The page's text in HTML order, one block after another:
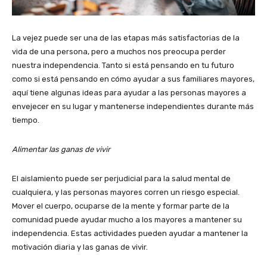
La vejez puede ser una de las etapas más satisfactorias de la
vida de una persona, pero a muchos nos preocupa perder
nuestra independencia. Tanto si está pensando en tu futuro
como si está pensando en cómo ayudar a sus familiares mayores,
aquí tiene algunas ideas para ayudar a las personas mayores a
envejecer en su lugar y mantenerse independientes durante más
tiempo.
Alimentar las ganas de vivir
El aislamiento puede ser perjudicial para la salud mental de
cualquiera, y las personas mayores corren un riesgo especial.
Mover el cuerpo, ocuparse de la mente y formar parte de la
comunidad puede ayudar mucho a los mayores a mantener su
independencia. Estas actividades pueden ayudar a mantener la
motivación diaria y las ganas de vivir.